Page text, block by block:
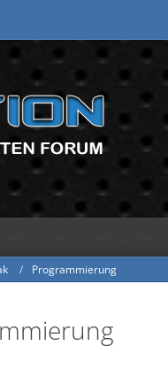
Programmierung